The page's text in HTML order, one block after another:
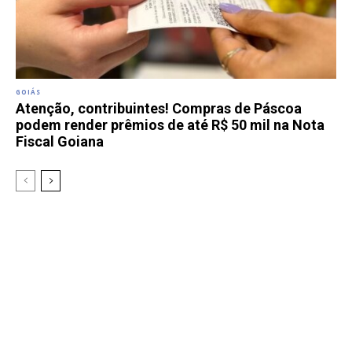
GOIÁS
Atenção, contribuintes! Compras de Páscoa
podem render prêmios de até R$ 50 mil na Nota
Fiscal Goiana